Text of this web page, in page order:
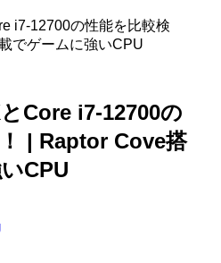
i7-12700の性能を比較検
でゲームに強いCPU
Core i7-12700の
| Raptor Cove搭
CPU